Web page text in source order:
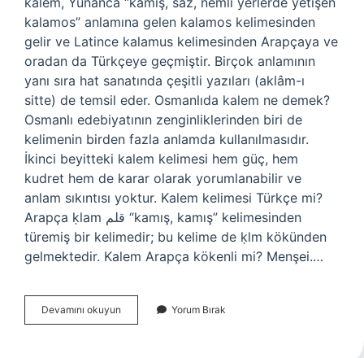
kalamos” anlamına gelen kalamos kelimesinden
gelir ve Latince kalamus kelimesinden Arapçaya ve
oradan da Türkçeye geçmiştir. Birçok anlamının
yanı sıra hat sanatında çeşitli yazıları (aklâm-ı
sitte) de temsil eder. Osmanlıda kalem ne demek?
Osmanlı edebiyatının zenginliklerinden biri de
kelimenin birden fazla anlamda kullanılmasıdır.
İkinci beyitteki kalem kelimesi hem güç, hem
kudret hem de karar olarak yorumlanabilir ve
anlam sıkıntısı yoktur. Kalem kelimesi Türkçe mi?
Arapça ḳlam قلم “kamış, kamış” kelimesinden
türemiş bir kelimedir; bu kelime de ḳlm kökünden
gelmektedir. Kalem Arapça kökenli mi? Menşei.…
Devamını okuyun
Türkçe
Yorum Bırak